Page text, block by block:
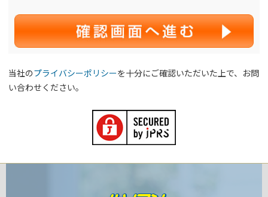
当社のプライバシーポリシーを十分にご確認いただいた上で、お問
い合わせください。